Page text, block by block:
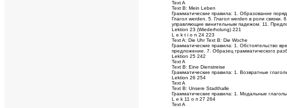
Text A
Text В: Mein Leben
Грамматические правила: 1. Образование
Глагол werden. 5. Глагол werden в роли
управляющие винительным падежом. 11.
Lektion 23 (Wiederholung) 221
L e k t i о n 24 223
Text A: Die Uhr Text B: Die Woche
Грамматические правила: 1. Обстоятельство
предложение. 7. Образец грамматического
Lektion 25 242
Text A
Text В: Eine Dienstreise
Грамматические правила: 1. Возвратные
Lektion 26 254
Text A
Text В: Unsere Stadthalle
Грамматические правила: 1. Модальные
L e k 11 о п 27 264
Text A